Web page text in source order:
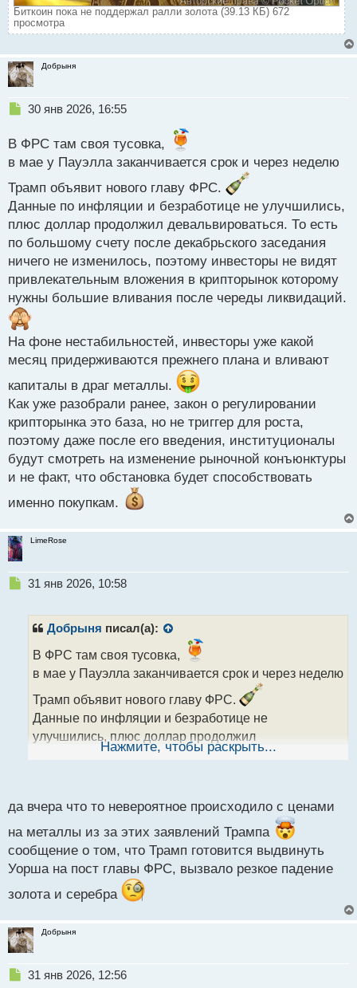
Биткоин пока не поддержал ралли золота (39.13 КБ) 672
просмотра
Добрыня
Н
п
р
о
и
т
а
н
н
ы
й
п
о
с
т
30 янв 2026, 16:55
В ФРС там своя тусовка,
в мае у Пауэлла заканчивается срок и через неделю
Трамп объявит нового главу ФРС.
Данные по инфляции и безработице не улучшились,
плюс доллар продолжил девальвироваться. То есть
по большому счету после декабрьского заседания
ничего не изменилось, поэтому инвесторы не видят
привлекательным вложения в крипторынок которому
нужны большие вливания после череды ликвидаций.
На фоне нестабильностей, инвесторы уже какой
месяц придерживаются прежнего плана и вливают
капиталы в драг металлы.
Как уже разобрали ранее, закон о регулировании
крипторынка это база, но не триггер для роста,
поэтому даже после его введения, институционалы
будут смотреть на изменение рыночной конъюнктуры
и не факт, что обстановка будет способствовать
именно покупкам.
LimeRose
Н
т
31 янв 2026, 10:58
Добрыня писал(а):
В ФРС там своя тусовка,
в мае у Пауэлла заканчивается срок и через неделю
Трамп объявит нового главу ФРС.
Данные по инфляции и безработице не
улучшились, плюс доллар продолжил
девальвироваться. То есть по большому счету
привлекательным вложения в крипторынок
которому нужны большие вливания после череды
ликвидаций.
На фоне нестабильностей, инвесторы уже какой
месяц придерживаются прежнего плана и вливают
капиталы в драг металлы.
Как уже разобрали ранее, закон о регулировании
крипторынка это база, но не триггер для роста,
поэтому даже после его введения, институционалы
Нажмите, чтобы раскрыть...
да вчера что то невероятное происходило с ценами
на металлы из за этих заявлений Трампа
сообщение о том, что Трамп готовится выдвинуть
Уорша на пост главы ФРС, вызвало резкое падение
золота и серебра
Добрыня
Н
31 янв 2026, 12:56